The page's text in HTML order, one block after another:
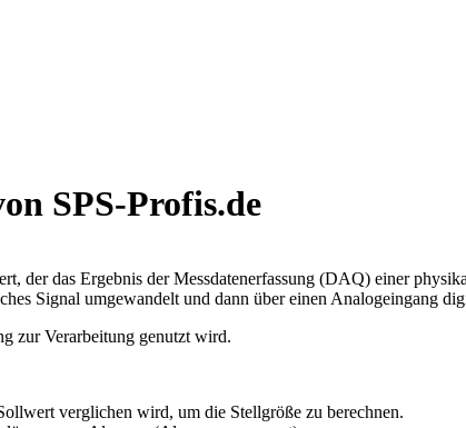
SPS-Profis.de
der das Ergebnis der Messdatenerfassung (DAQ) einer
Signal umgewandelt und dann über einen Analogeingang
zur Verarbeitung genutzt wird.
verglichen wird, um die Stellgröße zu berechnen.